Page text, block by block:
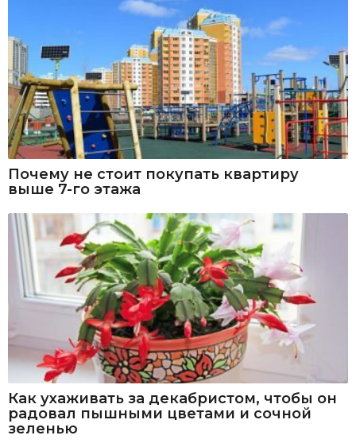
Почему не стоит покупать квартиру
выше 7-го этажа
Как ухаживать за декабристом, чтобы он
радовал пышными цветами и сочной
зеленью